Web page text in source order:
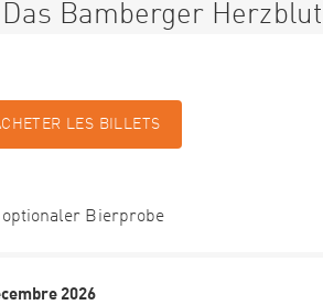
Bamberger Herzblut
LES BILLETS
Bierprobe
2026